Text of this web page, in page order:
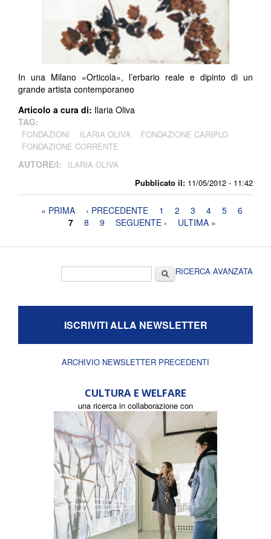
Pubblicato il: 11/05/2012 - 11:42
In una Milano «Orticola», l’erbario reale e dipinto di un
grande artista contemporaneo
Articolo a cura di: Ilaria Oliva
TAG:
FONDAZIONI ILARIA OLIVA
FONDAZIONE CARIPLO
FONDAZIONE CORRENTE
AUTORE/I: ILARIA OLIVA
Pagine« PRIMA ‹ PRECEDENTE 1 2 3 4 5
6
7
8 9 SEGUENTE › ULTIMA »
CercaRICERCA AVANZATA
ISCRIVITI ALLA NEWSLETTER
ARCHIVIO NEWSLETTER PRECEDENTI
CULTURA E WELFARE
una ricerca in collaborazione con